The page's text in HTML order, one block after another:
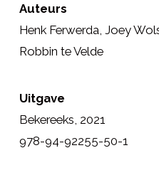
Auteurs
Henk Ferwerda, Joey
Robbin te Velde
Uitgave
Bekereeks, 2021
978-94-92255-50-1